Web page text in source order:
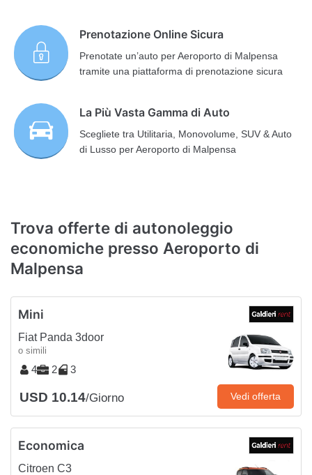
Prenotazione Online Sicura
Prenotate un’auto per Aeroporto di Malpensa
tramite una piattaforma di prenotazione sicura
La Più Vasta Gamma di Auto
Scegliete tra Utilitaria, Monovolume, SUV & Auto
di Lusso per Aeroporto di Malpensa
Trova offerte di autonoleggio
economiche presso Aeroporto di
Malpensa
Mini
Fiat Panda 3door
o simili
4 2 3
USD 10.14/Giorno Vedi offerta
Economica
Citroen C3